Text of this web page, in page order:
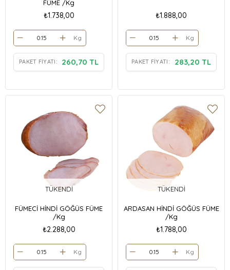
FÜME /Kg
₺1.738,00
Kg
PAKET FIYATI: 260,70 TL
₺1.888,00
Kg
PAKET FIYATI: 283,20 TL
TÜKENDI
FÜMECİ HİNDİ GÖĞÜS FÜME
/Kg
₺2.288,00
Kg
TÜKENDI
ARDASAN HİNDİ GÖĞÜS FÜME
/Kg
₺1.788,00
Kg